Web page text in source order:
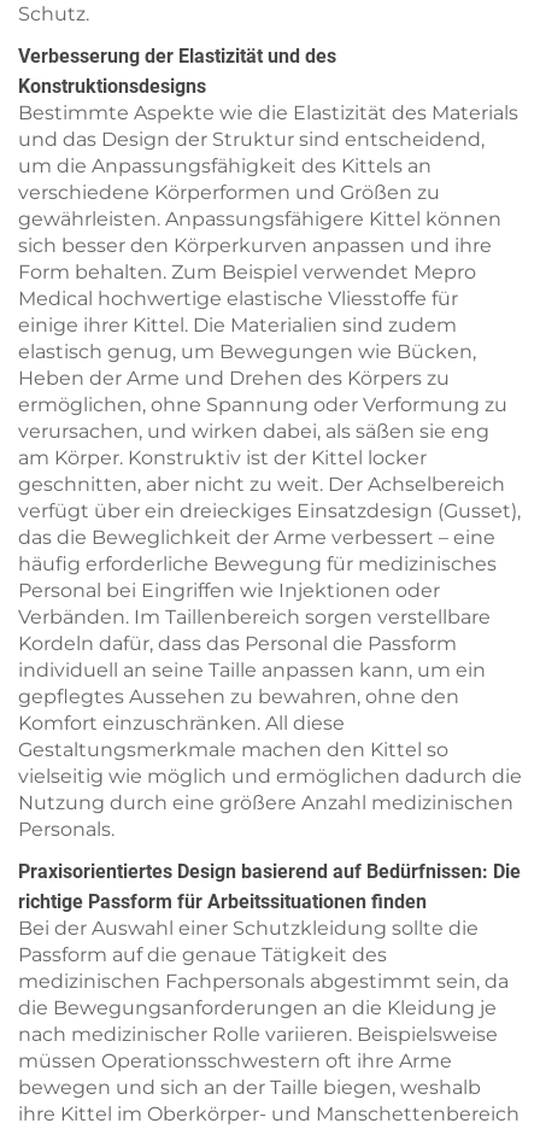
Schutz.
Verbesserung der Elastizität und des
Konstruktionsdesigns
Bestimmte Aspekte wie die Elastizität des Materials
und das Design der Struktur sind entscheidend,
um die Anpassungsfähigkeit des Kittels an
verschiedene Körperformen und Größen zu
gewährleisten. Anpassungsfähigere Kittel können
sich besser den Körperkurven anpassen und ihre
Form behalten. Zum Beispiel verwendet Mepro
Medical hochwertige elastische Vliesstoffe für
einige ihrer Kittel. Die Materialien sind zudem
elastisch genug, um Bewegungen wie Bücken,
Heben der Arme und Drehen des Körpers zu
ermöglichen, ohne Spannung oder Verformung zu
verursachen, und wirken dabei, als säßen sie eng
am Körper. Konstruktiv ist der Kittel locker
geschnitten, aber nicht zu weit. Der Achselbereich
verfügt über ein dreieckiges Einsatzdesign (Gusset),
das die Beweglichkeit der Arme verbessert – eine
häufig erforderliche Bewegung für medizinisches
Personal bei Eingriffen wie Injektionen oder
Verbänden. Im Taillenbereich sorgen verstellbare
Kordeln dafür, dass das Personal die Passform
individuell an seine Taille anpassen kann, um ein
gepflegtes Aussehen zu bewahren, ohne den
Komfort einzuschränken. All diese
Gestaltungsmerkmale machen den Kittel so
vielseitig wie möglich und ermöglichen dadurch die
Nutzung durch eine größere Anzahl medizinischen
Personals.
Praxisorientiertes Design basierend auf Bedürfnissen: Die
richtige Passform für Arbeitssituationen finden
Bei der Auswahl einer Schutzkleidung sollte die
Passform auf die genaue Tätigkeit des
medizinischen Fachpersonals abgestimmt sein, da
die Bewegungsanforderungen an die Kleidung je
nach medizinischer Rolle variieren. Beispielsweise
müssen Operationsschwestern oft ihre Arme
bewegen und sich an der Taille biegen, weshalb
ihre Kittel im Oberkörper- und Manschettenbereich